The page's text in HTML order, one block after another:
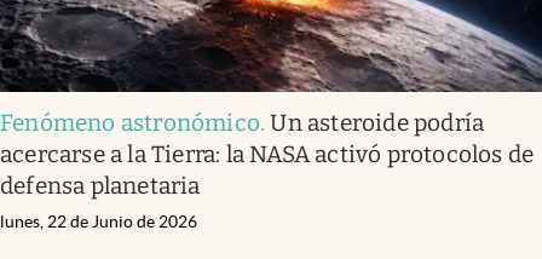
abre en nueva pestaña
México
Fenómeno astronómico.Un asteroide podría
acercarse a la Tierra: la NASA activó protocolos de
defensa planetaria
lunes, 22 de Junio de 2026